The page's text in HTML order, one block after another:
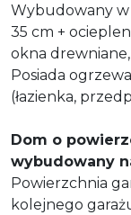
Wybudowany
35 cm +
okna
Posiada
(łazienka,
Dom o
wybudowany
Powierzchnia
kolejnego